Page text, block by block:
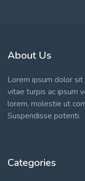
About Us
Lorem ipsum dolor
vitae turpis ac ipsum
lorem, molestie ut
Suspendisse potenti.
Categories